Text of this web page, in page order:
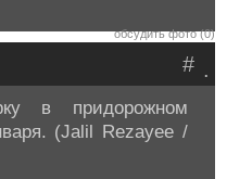
обсудить фото (0)
.
#
в придорожном
(Jalil Rezayee /